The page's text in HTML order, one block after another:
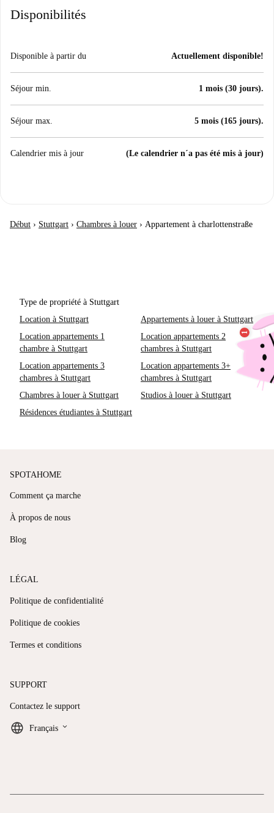
Disponibilités
Disponible à partir du Actuellement disponible!
Séjour min. 1 mois (30 jours).
Séjour max. 5 mois (165 jours).
Calendrier mis à jour (Le calendrier n´a pas été mis à jour)
Début › Stuttgart › Chambres à louer › Appartement à charlottenstraße
Type de propriété à Stuttgart
Location à Stuttgart
Appartements à louer à Stuttgart
Location appartements 1
chambre à Stuttgart
Location appartements 2
chambres à Stuttgart
Location appartements 3
chambres à Stuttgart
Location appartements 3+
chambres à Stuttgart
Chambres à louer à Stuttgart
Studios à louer à Stuttgart
Résidences étudiantes à Stuttgart
SPOTAHOME
Comment ça marche
À propos de nous
Blog
LÉGAL
Politique de confidentialité
Politique de cookies
Termes et conditions
SUPPORT
Contactez le support
Français keyboard_arrow_down